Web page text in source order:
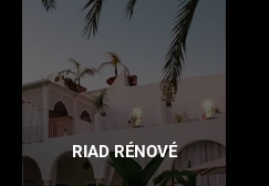
RIAD RÉNOVÉ